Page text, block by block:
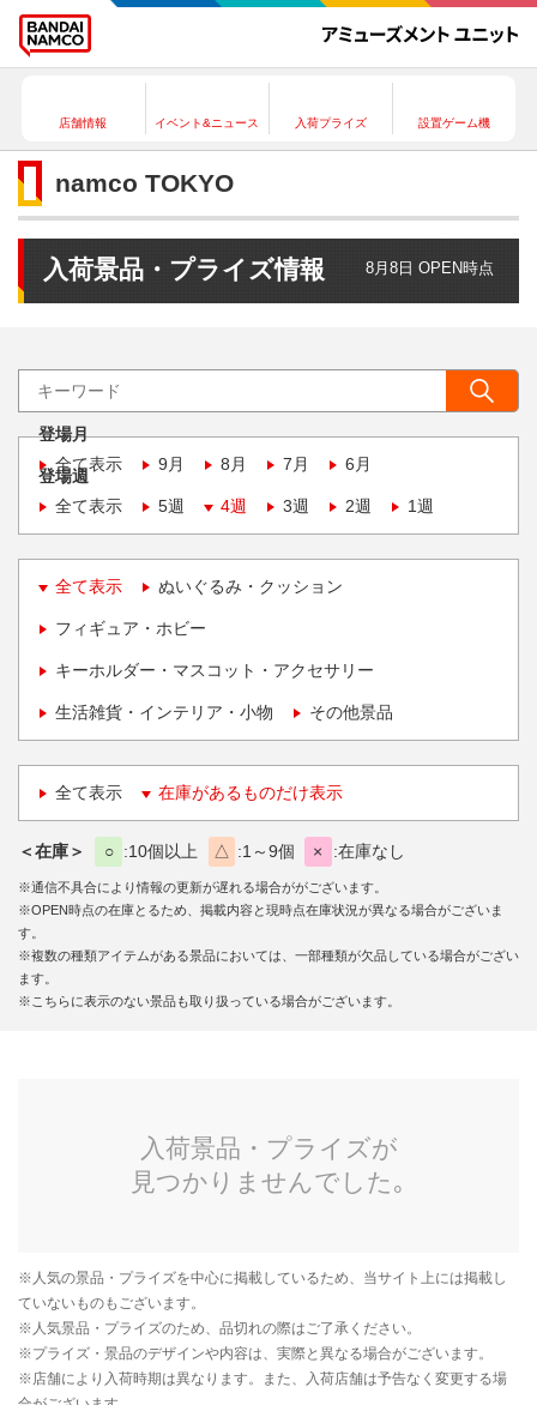
店舗情報 イベント&ニュース 入荷プライズ 設置ゲーム機
namco TOKYO
入荷景品・プライズ情報 8月8日 OPEN時点
登場月
全て表示
9月 8月 7月 6月
登場週
全て表示
5週 4週 3週 2週 1週
全て表示 ぬいぐるみ・クッション
フィギュア・ホビー
キーホルダー・マスコット・アクセサリー
生活雑貨・インテリア・小物 その他景品
全て表示 在庫があるものだけ表示
＜在庫＞ ○ 10個以上 △ 1～9個 × 在庫なし
※通信不具合により情報の更新が遅れる場合ががございます。
※OPEN時点の在庫とるため、掲載内容と現時点在庫状況が異なる場合がございま
す。
※複数の種類アイテムがある景品においては、一部種類が欠品している場合がござい
ます。
※こちらに表示のない景品も取り扱っている場合がございます。